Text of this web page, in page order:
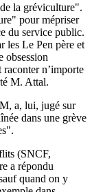
la gréviculture".
pour mépriser
du service public.
les Le Pen père et
obsession
n’importe
M. Attal.
a, lui, jugé sur
dans une grève
(SNCF,
a répondu
quand on y